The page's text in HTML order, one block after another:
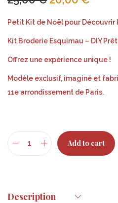
Petit Kit de Noël pour Découvrir
Kit Broderie Esquimau – DIY
Offrez une expérience unique !
Modèle exclusif, imaginé et
11e arrondissement de Paris.
Add to cart
Description